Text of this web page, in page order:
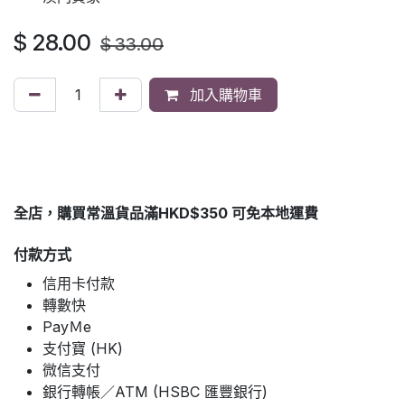
$ 28.00 $33.00
加入購物車
全店，購買常溫貨品滿HKD$350 可免本地運費
付款方式
信用卡付款
轉數快
PayＭe
支付寶 (HK)
微信支付
銀行轉帳／ATM (HSBC 匯豐銀行)